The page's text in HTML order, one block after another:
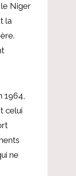
le Niger
la
1964,
celui
ne